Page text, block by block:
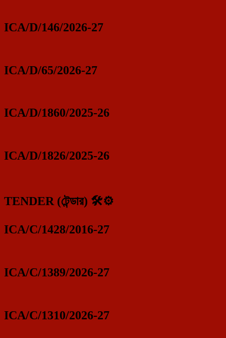
ICA/D/146/2026-27
ICA/D/65/2026-27
ICA/D/1860/2025-26
ICA/D/1826/2025-26
TENDER (টেন্ডার) 🛠️⚙️
ICA/C/1428/2016-27
ICA/C/1389/2026-27
ICA/C/1310/2026-27